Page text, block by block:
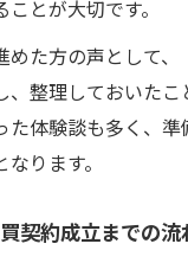
とが大切です。
めた方の声として、
、整理しておいた
た体験談も多く、準
ります。
契約成立までの流